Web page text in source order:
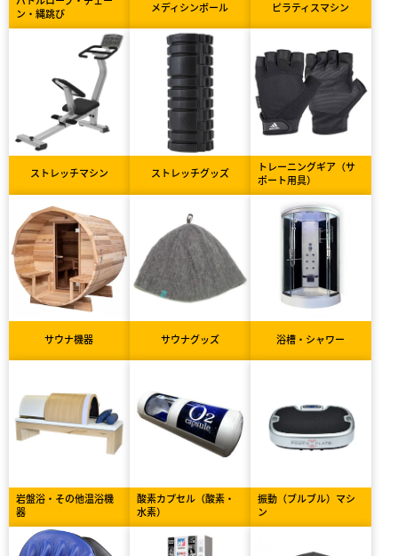
ン・縄跳び
メディシンボール ピラティスマシン
ストレッチマシン ストレッチグッズ
トレーニングギア（サ
ポート用具）
サウナ機器 サウナグッズ 浴槽・シャワー
岩盤浴・その他温浴機
器
酸素カプセル（酸素・
水素）
振動（ブルブル）マシ
ン